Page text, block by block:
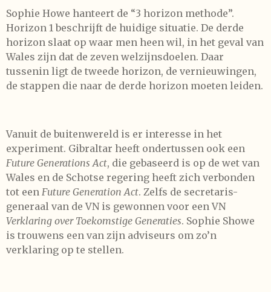
Sophie Howe hanteert de “3 horizon methode”.
Horizon 1 beschrijft de huidige situatie. De derde
horizon slaat op waar men heen wil, in het geval van
Wales zijn dat de zeven welzijnsdoelen. Daar
tussenin ligt de tweede horizon, de vernieuwingen,
de stappen die naar de derde horizon moeten leiden.
Vanuit de buitenwereld is er interesse in het
experiment. Gibraltar heeft ondertussen ook een
Future Generations Act, die gebaseerd is op de wet van
Wales en de Schotse regering heeft zich verbonden
tot een Future Generation Act. Zelfs de secretaris-
generaal van de VN is gewonnen voor een VN
Verklaring over Toekomstige Generaties. Sophie Showe
is trouwens een van zijn adviseurs om zo’n
verklaring op te stellen.